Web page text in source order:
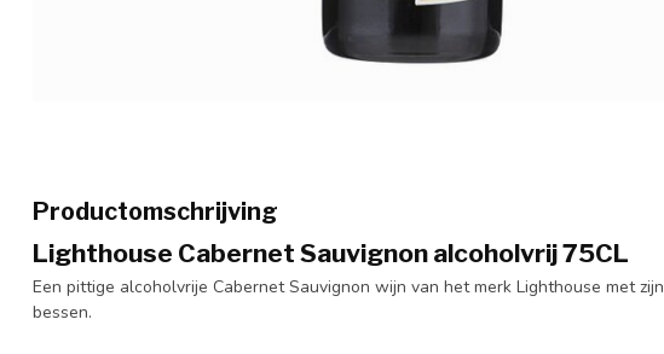
Productomschrijving
Lighthouse Cabernet Sauvignon alcoholvrij 75CL
Een pittige alcoholvrije Cabernet Sauvignon wijn van het merk Lighthouse met
bessen.